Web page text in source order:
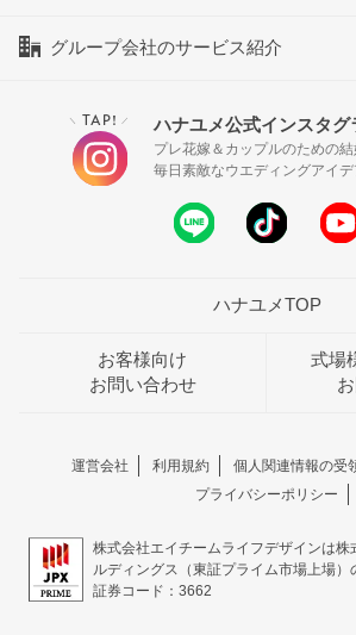
グループ会社のサービス紹介
＼ TAP! ／ ハナユメ公式インスタグ
プレ花嫁＆カップルのための
毎日素敵なウエディングアイ
ハナユメTOP
お客様向け
お問い合わせ
式場
運営会社 利用規約
個人関連情報の受
プライバシーポリシー
株式会社エイチームライフデザインは株
ルディングス（東証プライム市場上場）
証券コード：3662